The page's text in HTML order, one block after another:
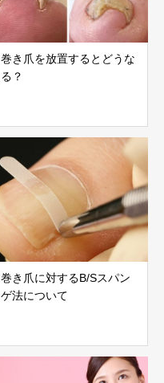
巻き爪を放置するとどうな
る？
巻き爪に対するB/Sスパン
ゲ法について